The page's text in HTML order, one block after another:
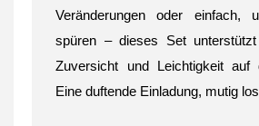
Veränderungen oder einfach,
spüren – dieses Set
Zuversicht und Leichtigkeit auf
Eine duftende Einladung, mutig